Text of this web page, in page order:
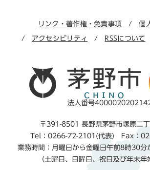
リンク・著作権・免責事項 個
アクセシビリティ RSSについて
法人番号
〒391-8501 長野県茅野市塚原二
Tel：0266-72-2101(代表) Fax：
業務時間：月曜日から金曜日午前8時30
（土曜日、日曜日、祝日及び年末年